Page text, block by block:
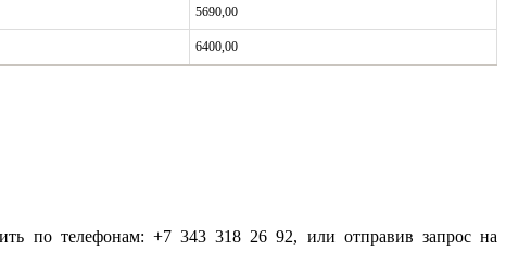
5690,00
6400,00
по телефонам: +7 343 318 26 92, или отправив запрос на